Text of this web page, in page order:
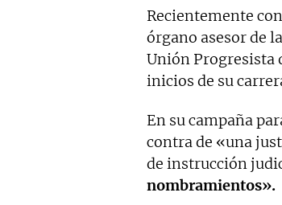
Recientemente
órgano asesor de
Unión Progresista
inicios de su
En su campaña
contra de «una
de instrucción
nombramientos».